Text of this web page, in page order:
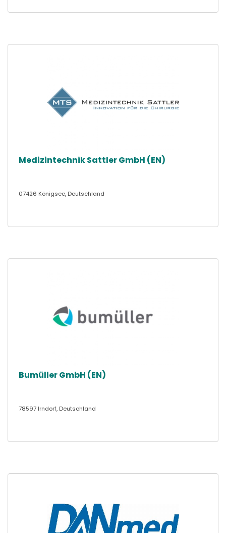
Medizintechnik Sattler GmbH (EN)
07426 Königsee, Deutschland
Bumüller GmbH (EN)
78597 Irndorf, Deutschland